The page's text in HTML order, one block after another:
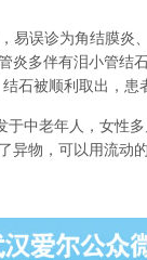
易误诊为角结膜
炎多伴有泪小管结
石被顺利取出，患
于中老年人，女性
异物，可以用流动